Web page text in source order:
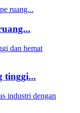
tinggi...